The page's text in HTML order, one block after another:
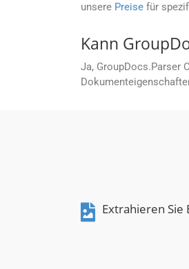
unsere Preise für
Kann
Ja, GroupDocs.Parser
Extrahieren Sie